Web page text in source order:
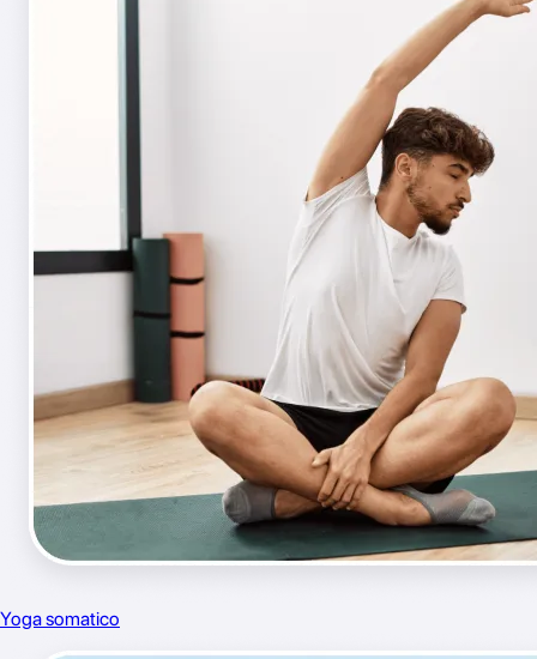
Yoga somatico